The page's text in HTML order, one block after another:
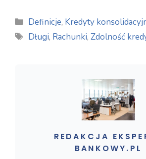
Kategorie
Definicje, Kredyty
Tagi
Długi, Rachunki,Zdolność
REDAKCJA
BANKOWY.PL